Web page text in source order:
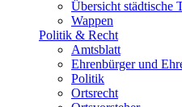
Übersicht städtische
Wappen
Politik & Recht
Amtsblatt
Ehrenbürger und
Politik
Ortsrecht